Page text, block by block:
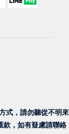
式，請勿聽從不明來
款，如有疑慮請聯絡